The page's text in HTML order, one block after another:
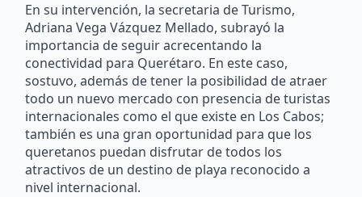
En su intervención, la secretaria de Turismo,
Adriana Vega Vázquez Mellado, subrayó la
importancia de seguir acrecentando la
conectividad para Querétaro. En este caso,
sostuvo, además de tener la posibilidad de atraer
todo un nuevo mercado con presencia de turistas
internacionales como el que existe en Los Cabos;
también es una gran oportunidad para que los
queretanos puedan disfrutar de todos los
atractivos de un destino de playa reconocido a
nivel internacional.